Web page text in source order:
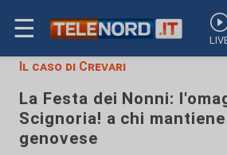
☰
Il caso di Crevari
La Festa dei Nonni:
Scignoria! a chi
genovese